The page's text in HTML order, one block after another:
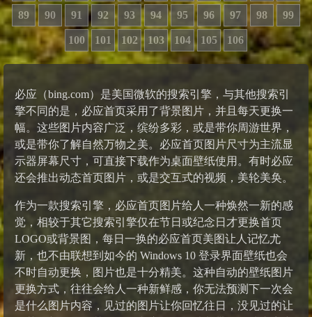
89 90 91 92 93 94 95 96 97 98 99
100 101 102 103 104 105 106
必应（bing.com）是美国微软的搜索引擎，与其他搜索引
擎不同的是，必应首页采用了背景图片，并且每天更换一
幅。这些图片内容广泛，缤纷多彩，或是带你周游世界，
或是带你了解自然万物之美。必应首页图片尺寸为主流显
示器屏幕尺寸，可直接下载作为桌面壁纸使用。有时必应
还会推出动态首页图片，或是交互式的视频，美轮美奂。
作为一款搜索引擎，必应首页图片给人一种焕然一新的感
觉，相较于其它搜索引擎仅在节日或纪念日才更换首页
LOGO或背景图，每日一换的必应首页美图让人记忆尤
新，也不由联想到如今的 Windows 10 登录界面壁纸也会
不时自动更换，图片也是十分精美。这种自动的壁纸图片
更换方式，往往会给人一种新鲜感，你无法预测下一次会
是什么图片内容，见过的图片让你回忆往日，没见过的让